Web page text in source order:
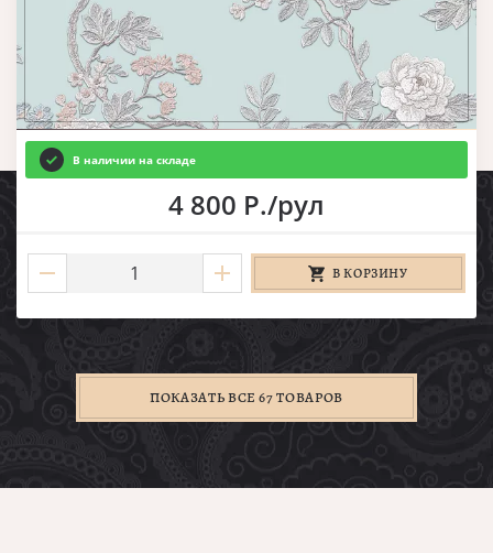
В наличии на складе
4 800 Р./рул
В КОРЗИНУ
ПОКАЗАТЬ ВСЕ 67 ТОВАРОВ